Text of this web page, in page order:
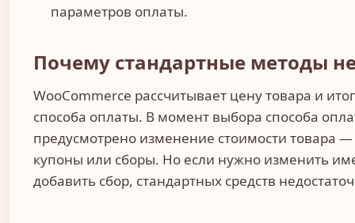
параметров оплаты.
Почему стандартные методы
WooCommerce рассчитывает цену товара и
способа оплаты. В момент выбора способа
предусмотрено изменение стоимости товара
купоны или сборы. Но если нужно изменить
добавить сбор, стандартных средств